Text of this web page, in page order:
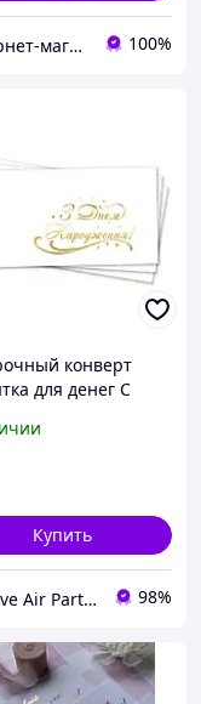
Интернет-магазин AWATCH 100%
конверт
для денег C
Купить
Creative Air Party - КРЕАТИВНА ПОВІТРЯНА ВЕЧІРКА 98%